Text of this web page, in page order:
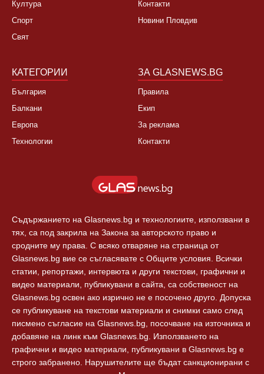
Култура
Спорт
Свят
Контакти
Новини Пловдив
КАТЕГОРИИ
България
Балкани
Европа
Технологии
ЗА GLASNEWS.BG
Правила
Екип
За реклама
Контакти
Съдържанието на Glasnews.bg и технологиите, използвани в
тях, са под закрила на Закона за авторското право и
сродните му права. С всяко отваряне на страница от
Glasnews.bg вие се съгласявате с Общите условия. Всички
статии, репортажи, интервюта и други текстови, графични и
видео материали, публикувани в сайта, са собственост на
Glasnews.bg освен ако изрично не е посочено друго. Допуска
се публикуване на текстови материали и снимки само след
писмено съгласие на Glasnews.bg, посочване на източника и
добавяне на линк към Glasnews.bg. Използването на
графични и видео материали, публикувани в Glasnews.bg е
строго забранено. Нарушителите ще бъдат санкционирани с